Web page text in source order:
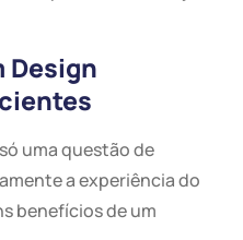
Design
uma questão de
a experiência do
benefícios de um